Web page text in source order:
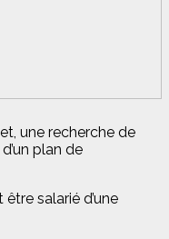
une recherche de
plan de
salarié d’une